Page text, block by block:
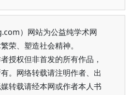
）网站为公益纯学术网
荣、塑造社会精神。
授权但非首发的所有作品，
。网络转载请注明作者、出
转载请经本网或作者本人书